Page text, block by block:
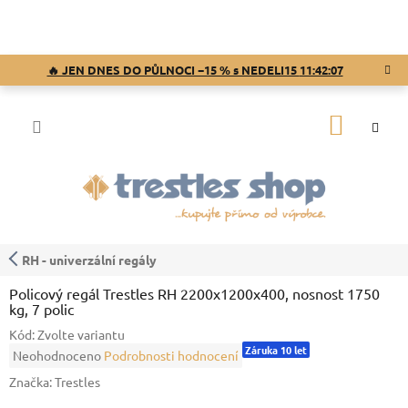
🔥 JEN DNES DO PŮLNOCI −15 % s NEDELI15 11:42:06
RH - univerzální regály
Policový regál Trestles RH 2200x1200x400, nosnost 1750
kg, 7 polic
Kód:Zvolte variantu
Průměrné
produktu
Neohodnoceno Podrobnosti hodnocení Záruka 10 let
Značka:Trestles